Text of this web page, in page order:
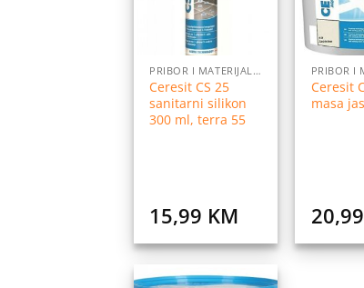
PRIBOR I MATERIJALI ZA POSTAVLJANJE PLOČICA
Ceresit CS 25
sanitarni silikon
300 ml, terra 55
15,99 KM
Ceresit
masa
20,99